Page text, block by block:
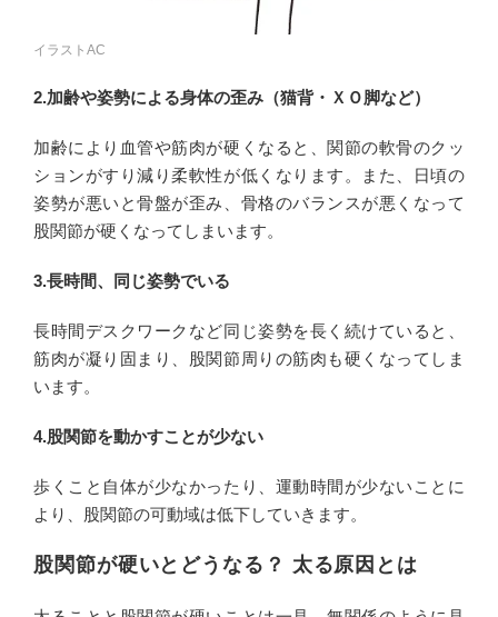
イラストAC
2.加齢や姿勢による身体の歪み（猫背・ＸＯ脚など）
加齢により血管や筋肉が硬くなると、関節の軟骨のクッ
ションがすり減り柔軟性が低くなります。また、日頃の
姿勢が悪いと骨盤が歪み、骨格のバランスが悪くなって
股関節が硬くなってしまいます。
3.長時間、同じ姿勢でいる
長時間デスクワークなど同じ姿勢を長く続けていると、
筋肉が凝り固まり、股関節周りの筋肉も硬くなってしま
います。
4.股関節を動かすことが少ない
歩くこと自体が少なかったり、運動時間が少ないことに
より、股関節の可動域は低下していきます。
股関節が硬いとどうなる？ 太る原因とは